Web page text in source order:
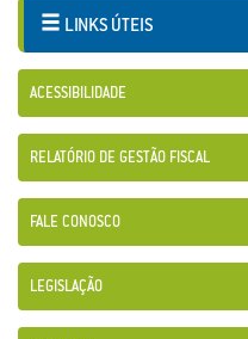
LINKS ÚTEIS
ACESSIBILIDADE
RELATÓRIO DE GESTÃO FISCAL
FALE CONOSCO
LEGISLAÇÃO